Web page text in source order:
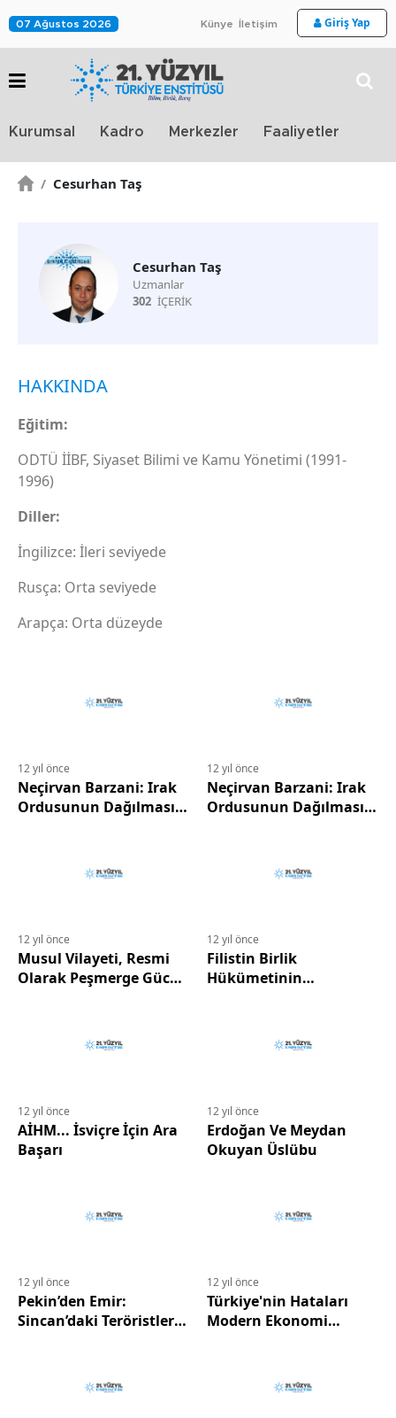
07 Ağustos 2026 Künye İletişim Giriş Yap
Kurumsal Kadro Merkezler Faaliyetler
/ Cesurhan Taş
Cesurhan Taş
Uzmanlar
302 İÇERİK
HAKKINDA
Eğitim:
ODTÜ İİBF, Siyaset Bilimi ve Kamu Yönetimi (1991-
1996)
Diller:
İngilizce: İleri seviyede
Rusça: Orta seviyede
Arapça: Orta düzeyde
12 yıl önce
Neçirvan Barzani: Irak
Ordusunun Dağılması
12 yıl önce
Neçirvan Barzani: Irak
Ordusunun Dağılması
12 yıl önce
Musul Vilayeti, Resmi
Olarak Peşmerge Gücü
12 yıl önce
Filistin Birlik
Hükümetinin
Birimleri İnşa Etmeye
Hazırlanıyor.
12 yıl önce
AİHM... İsviçre İçin Ara
Başarı
12 yıl önce
Erdoğan Ve Meydan
Okuyan Üslübu
12 yıl önce
Pekin’den Emir:
Sincan’daki Teröristleri
12 yıl önce
Türkiye'nin Hataları
Modern Ekonomi